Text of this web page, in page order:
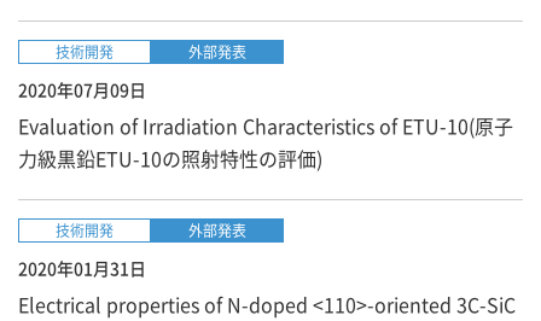
技術開発 外部発表
2020年07月09日
Evaluation of Irradiation Characteristics of ETU-10(原子
力級黒鉛ETU-10の照射特性の評価)
技術開発 外部発表
2020年01月31日
Electrical properties of N-doped <110>-oriented 3C-SiC